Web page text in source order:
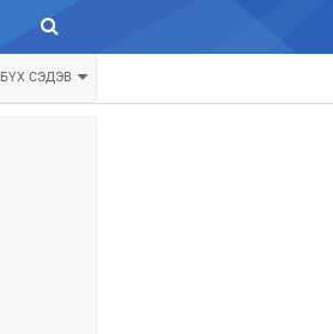
ЗУРХАЙ
БҮХ СЭДЭВ